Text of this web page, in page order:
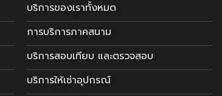
บริการของเราทั้งหมด
การบริการภาคสนาม
บริการสอบเทียบ และตรวจสอบ
บริการให้เช่าอุปกรณ์